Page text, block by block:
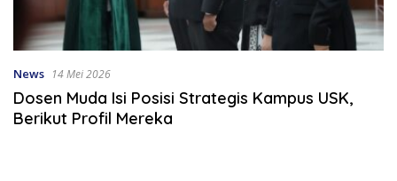
News 14 Mei 2026
Dosen Muda Isi Posisi Strategis Kampus USK,
Berikut Profil Mereka